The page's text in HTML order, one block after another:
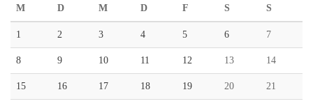
M D M D F S S
1 2 3 4 5 6 7
8 9 10 11 12 13 14
15 16 17 18 19 20 21